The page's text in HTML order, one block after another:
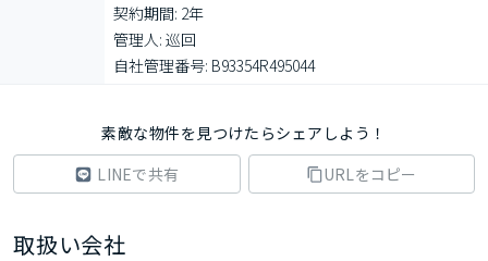
契約期間: 2年
管理人: 巡回
自社管理番号: B93354R495044
素敵な物件を見つけたらシェアしよう！
LINEで共有
URLをコピー
取扱い会社